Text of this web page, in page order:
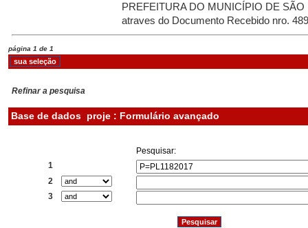
PREFEITURA DO MUNICÍPIO DE SÃO
atraves do Documento Recebido nro.
página 1 de 1
Refinar a pesquisa
Base de dados proje : Formulário avançado
Pesquisar:
1
2
3